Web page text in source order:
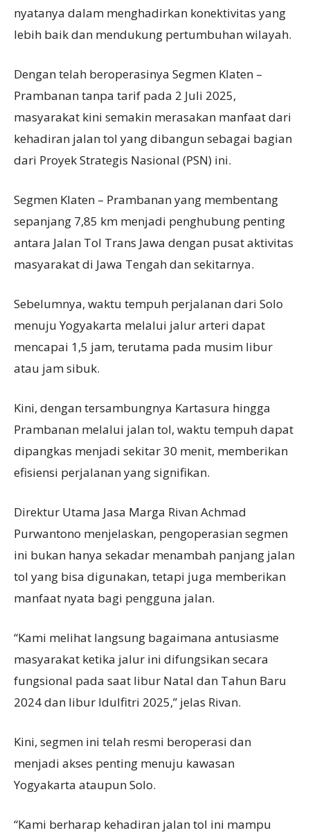
nyatanya dalam menghadirkan konektivitas yang
lebih baik dan mendukung pertumbuhan wilayah.
Dengan telah beroperasinya Segmen Klaten –
Prambanan tanpa tarif pada 2 Juli 2025,
masyarakat kini semakin merasakan manfaat dari
kehadiran jalan tol yang dibangun sebagai bagian
dari Proyek Strategis Nasional (PSN) ini.
Segmen Klaten – Prambanan yang membentang
sepanjang 7,85 km menjadi penghubung penting
antara Jalan Tol Trans Jawa dengan pusat aktivitas
masyarakat di Jawa Tengah dan sekitarnya.
Sebelumnya, waktu tempuh perjalanan dari Solo
menuju Yogyakarta melalui jalur arteri dapat
mencapai 1,5 jam, terutama pada musim libur
atau jam sibuk.
Kini, dengan tersambungnya Kartasura hingga
Prambanan melalui jalan tol, waktu tempuh dapat
dipangkas menjadi sekitar 30 menit, memberikan
efisiensi perjalanan yang signifikan.
Direktur Utama Jasa Marga Rivan Achmad
Purwantono menjelaskan, pengoperasian segmen
ini bukan hanya sekadar menambah panjang jalan
tol yang bisa digunakan, tetapi juga memberikan
manfaat nyata bagi pengguna jalan.
“Kami melihat langsung bagaimana antusiasme
masyarakat ketika jalur ini difungsikan secara
fungsional pada saat libur Natal dan Tahun Baru
2024 dan libur Idulfitri 2025,” jelas Rivan.
Kini, segmen ini telah resmi beroperasi dan
menjadi akses penting menuju kawasan
Yogyakarta ataupun Solo.
“Kami berharap kehadiran jalan tol ini mampu